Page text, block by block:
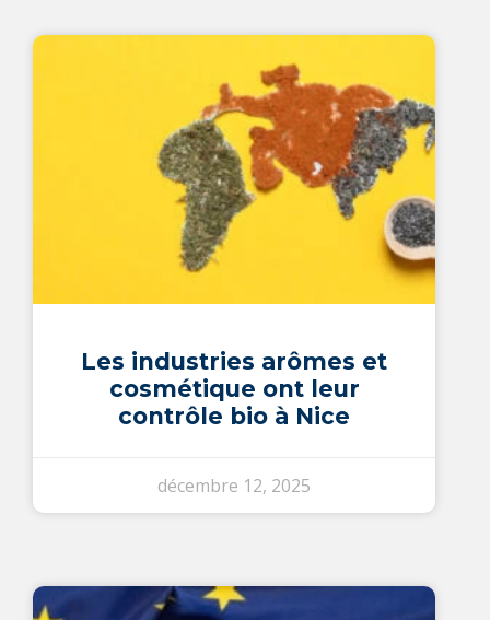
Les industries arômes et
cosmétique ont leur
contrôle bio à Nice
décembre 12, 2025